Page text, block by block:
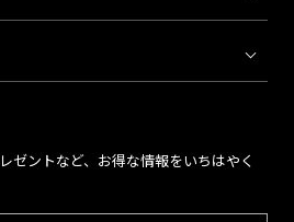
ゼントなど、お得な情報をいちはやく